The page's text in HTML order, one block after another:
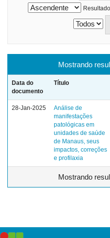
Mostrando
Data do
documento
Título
28-Jan-2025
Análise de
manifestações
patológicas em
unidades de saúde
de Manaus, seus
impactos, correções
e profilaxia
Mostrando